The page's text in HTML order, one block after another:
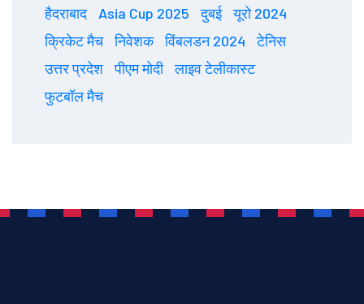
हैदराबाद
Asia Cup 2025 दुबई
यूरो 2024
क्रिकेट मैच
निवेशक विंबलडन 2024
टेनिस
उत्तर प्रदेश
पीएम मोदी
लाइव टेलीकास्ट
फुटबॉल मैच